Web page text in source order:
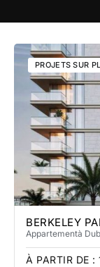
PROJETS SUR
BERKELEY
Appartementà
À PARTIR DE :